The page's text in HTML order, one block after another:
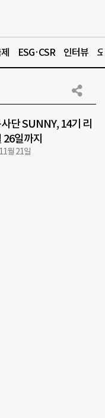
ESG·CSR 인터뷰
단 SUNNY, 14기 리
일까지
월 21일